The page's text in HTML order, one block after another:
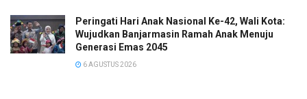
Peringati Hari Anak Nasional Ke-42, Wali Kota:
Wujudkan Banjarmasin Ramah Anak Menuju
Generasi Emas 2045
6 AGUSTUS 2026